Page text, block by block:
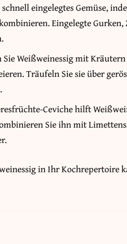
eingelegtes Gemüse,
Eingelegte
Sie Weißweinessig mit
Träufeln Sie sie über
Ceviche hilft
Sie ihn mit
in Ihr Kochrepertoire